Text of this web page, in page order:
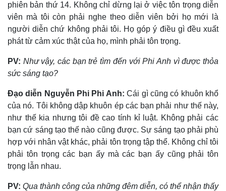
Thế giới
Quan sát
Cuộc sống đó đây
Hồ sơ
Multimedia
Video
Infographic
phiên bản thứ 14. Không chỉ dừng lại ở việc tôn trọng diễn
viên mà tôi còn phải nghe theo diễn viên bởi họ mới là
người diễn chứ không phải tôi. Họ góp ý điều gì đều xuất
phát từ cảm xúc thật của họ, mình phải tôn trọng.
PV: Như vậy, các bạn trẻ tìm đến với Phi Anh vì được thỏa
sức sáng tạo?
Đạo diễn Nguyễn Phi Phi Anh: Cái gì cũng có khuôn khổ
của nó. Tôi không dập khuôn ép các bạn phải như thế này,
như thế kia nhưng tôi đề cao tính kỉ luật. Không phải các
bạn cứ sáng tạo thế nào cũng được. Sự sáng tạo phải phù
hợp với nhân vật khác, phải tôn trọng tập thể. Không chỉ tôi
phải tôn trọng các bạn ấy mà các bạn ấy cũng phải tôn
trọng lẫn nhau.
PV: Qua thành công của những đêm diễn, có thể nhận thấy